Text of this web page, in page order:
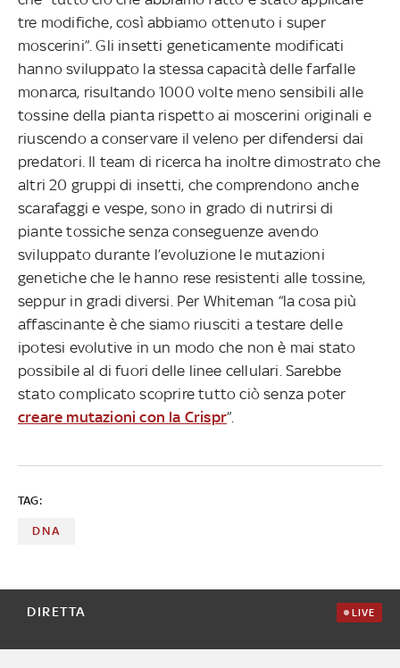
tre modifiche, così abbiamo ottenuto i super
moscerini”. Gli insetti geneticamente modificati
hanno sviluppato la stessa capacità delle farfalle
monarca, risultando 1000 volte meno sensibili alle
tossine della pianta rispetto ai moscerini originali e
riuscendo a conservare il veleno per difendersi dai
predatori. Il team di ricerca ha inoltre dimostrato che
altri 20 gruppi di insetti, che comprendono anche
scarafaggi e vespe, sono in grado di nutrirsi di
piante tossiche senza conseguenze avendo
sviluppato durante l’evoluzione le mutazioni
genetiche che le hanno rese resistenti alle tossine,
seppur in gradi diversi. Per Whiteman “la cosa più
affascinante è che siamo riusciti a testare delle
ipotesi evolutive in un modo che non è mai stato
possibile al di fuori delle linee cellulari. Sarebbe
stato complicato scoprire tutto ciò senza poter
creare mutazioni con la Crispr”.
TAG:
DNA
DIRETTA LIVE